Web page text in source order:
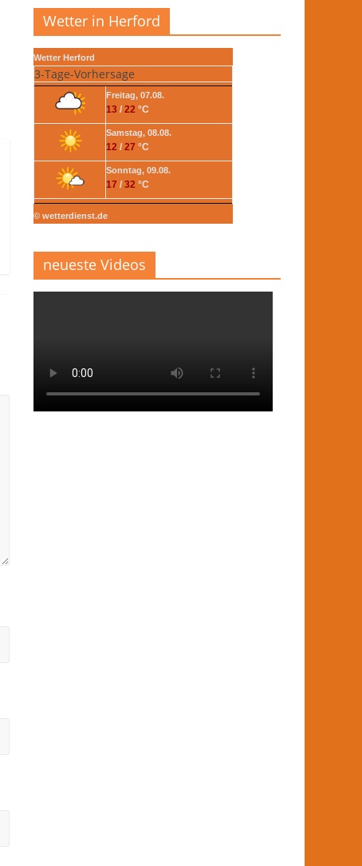
Wetter in Herford
Wetter Herford
3-Tage-Vorhersage
Freitag, 07.08.
13 / 22 °C
Samstag, 08.08.
12 / 27 °C
Sonntag, 09.08.
17 / 32 °C
© wetterdienst.de
neueste Videos